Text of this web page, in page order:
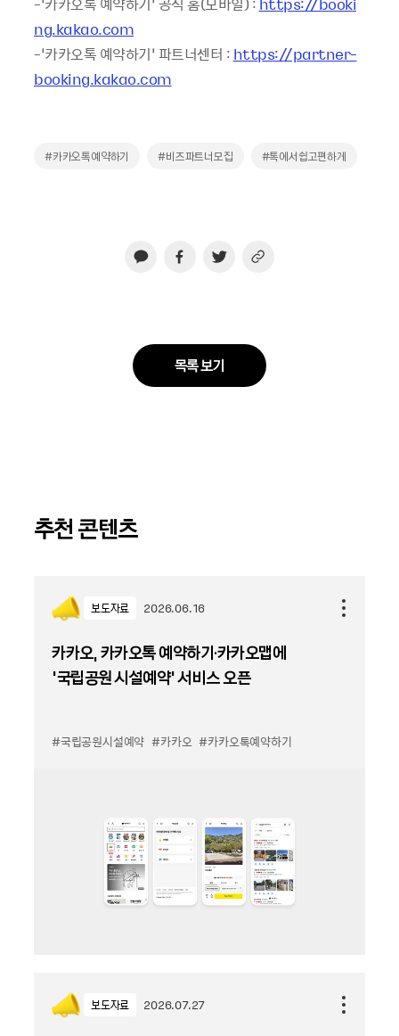
ng.kakao.com
-‘카카오톡 예약하기’ 파트너센터 : https://partner-
booking.kakao.com
#카카오톡예약하기 #비즈파트너모집 #톡에서쉽고편하게
목록 보기
추천 콘텐츠
보도자료 2026.06.16
카카오, 카카오톡 예약하기·카카오맵에
‘국립공원 시설예약’ 서비스 오픈
#국립공원시설예약 #카카오 #카카오톡예약하기
보도자료 2026.07.27